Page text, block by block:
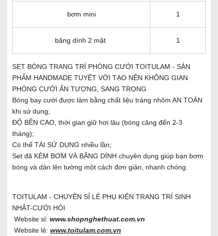
bơm mini 1
băng dính 2 mặt 1
SET BÓNG TRANG TRÍ PHÒNG CƯỚI TOITULAM - SẢN
PHẨM HANDMADE TUYỆT VỜI TẠO NÊN KHÔNG GIAN
PHÒNG CƯỚI ẤN TƯỢNG, SANG TRỌNG
Bóng bay cưới được làm bằng chất liệu tráng nhôm AN TOÀN
khi sử dụng;
ĐỘ BỀN CAO, thời gian giữ hơi lâu (bóng căng đến 2-3
tháng);
Có thể TÁI SỬ DỤNG nhiều lần;
Set đã KÈM BƠM VÀ BĂNG DÍNH chuyên dụng giúp bạn bơm
bóng và dán lên tường một cách đơn giản, nhanh chóng.
TOITULAM - CHUYÊN SỈ LẺ PHỤ KIỆN TRANG TRÍ SINH
NHẬT-CƯỚI HỎI
Website sỉ: www.shopnghethuat.com.vn
Website lẻ: www.toitulam.com.vn